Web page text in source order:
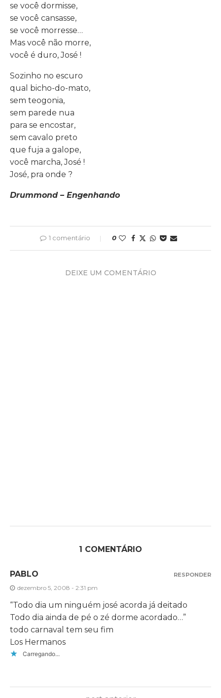
se você dormisse,
se você cansasse,
se você morresse…
Mas você não morre,
você é duro, José !
Sozinho no escuro
qual bicho-do-mato,
sem teogonia,
sem parede nua
para se encostar,
sem cavalo preto
que fuja a galope,
você marcha, José !
José, pra onde ?
Drummond – Engenhando
1 comentário 0
DEIXE UM COMENTÁRIO
1 COMENTÁRIO
PABLO
dezembro 5, 2008 - 2:31 pm
“Todo dia um ninguém josé acorda já deitado
Todo dia ainda de pé o zé dorme acordado…”
todo carnaval tem seu fim
Los Hermanos
Carregando...
RESPONDER